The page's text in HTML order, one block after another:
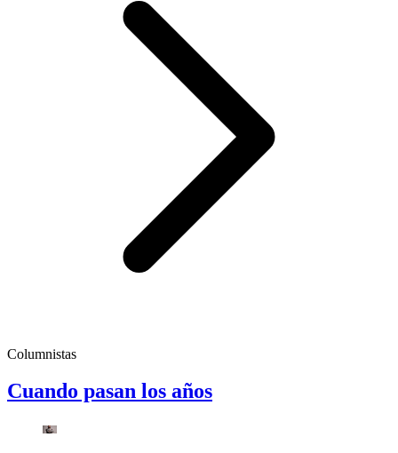
Columnistas
Cuando pasan los años